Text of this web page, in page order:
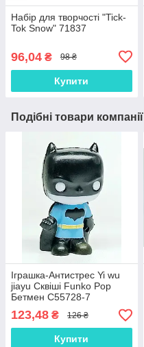
Набір для творчості "Tick-
Tok Snow" 71837
96,04 ₴ 98 ₴
Купити
Подібні товари компанії
Іграшка-Антистрес Yi wu
jiayu Сквіші Funko Pop
Бетмен С55728-7
123,48 ₴ 126 ₴
Купити